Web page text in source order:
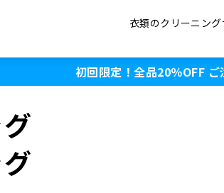
衣類のクリーニン
初回限定！全品20％OFF